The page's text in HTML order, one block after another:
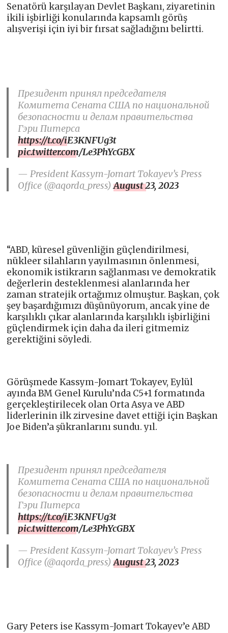
Senatörü karşılayan Devlet Başkanı, ziyaretinin
ikili işbirliği konularında kapsamlı görüş
alışverişi için iyi bir fırsat sağladığını belirtti.
Президент принял председателя
Комитета Сената США по национальной
безопасности и делам правительства
Гэри Питерса
https://t.co/iE3KNFUg3t
pic.twitter.com/Le3PhYcGBX
— President Kassym-Jomart Tokayev’s Press
Office (@aqorda_press)August 23, 2023
“ABD, küresel güvenliğin güçlendirilmesi,
nükleer silahların yayılmasının önlenmesi,
ekonomik istikrarın sağlanması ve demokratik
değerlerin desteklenmesi alanlarında her
zaman stratejik ortağımız olmuştur. Başkan, çok
şey başardığımızı düşünüyorum, ancak yine de
karşılıklı çıkar alanlarında karşılıklı işbirliğini
güçlendirmek için daha da ileri gitmemiz
gerektiğini söyledi.
Görüşmede Kassym-Jomart Tokayev, Eylül
ayında BM Genel Kurulu’nda C5+1 formatında
gerçekleştirilecek olan Orta Asya ve ABD
liderlerinin ilk zirvesine davet ettiği için Başkan
Joe Biden’a şükranlarını sundu. yıl.
Президент принял председателя
Комитета Сената США по национальной
безопасности и делам правительства
Гэри Питерса
https://t.co/iE3KNFUg3t
pic.twitter.com/Le3PhYcGBX
— President Kassym-Jomart Tokayev’s Press
Office (@aqorda_press)August 23, 2023
Gary Peters ise Kassym-Jomart Tokayev’e ABD